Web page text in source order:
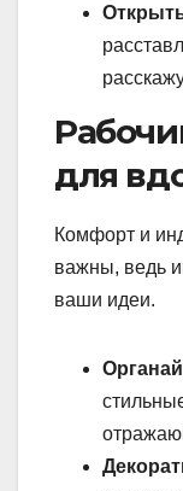
для
Комфорт и
важны, ведь
ваши идеи.